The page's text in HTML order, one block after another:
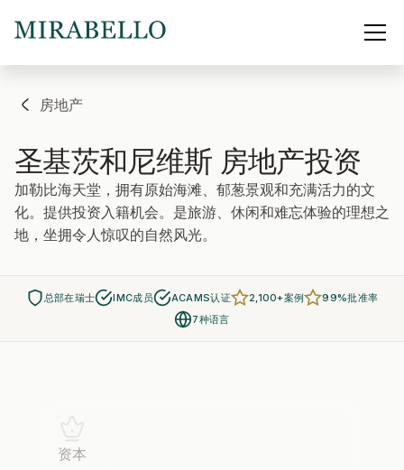
房地产
圣基茨和尼维斯 房地产投资
加勒比海天堂，拥有原始海滩、郁葱景观和充满活力的文
化。提供投资入籍机会。是旅游、休闲和难忘体验的理想之
地，坐拥令人惊叹的自然风光。
总部在瑞士 IMC成员 ACAMS认证 2,100+案例
99%批准率
7种语言
资本